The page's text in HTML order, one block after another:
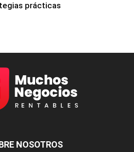
prácticas
NOSOTROS